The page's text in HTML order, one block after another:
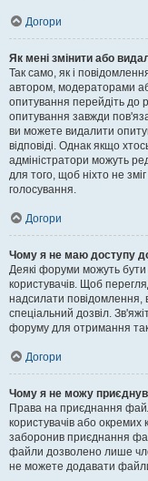
Догори
Як мені змінити або
Так само, як і
автором, модераторами
опитування перейдіть до
опитування завжди
ви можете видалити
відповіді. Однак якщо
адміністратори можуть
для того, щоб ніхто не
голосування.
Догори
Чому я не маю доступу
Деякі форуми можуть
користувачів. Щоб
надсилати повідомлення,
спеціальний дозвіл.
форуму для отримання
Догори
Чому я не можу
Права на приєднання
користувачів або
заборонив приєднання
файли дозволено лише
не можете додавати